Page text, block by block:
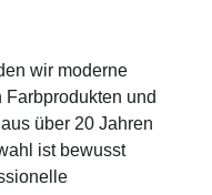
wir moderne
und
über 20 Jahren
ist bewusst